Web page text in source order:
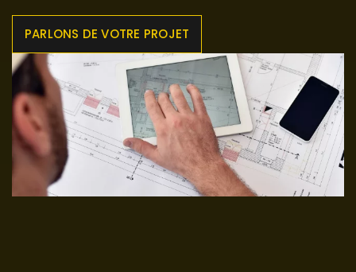
PARLONS DE VOTRE PROJET